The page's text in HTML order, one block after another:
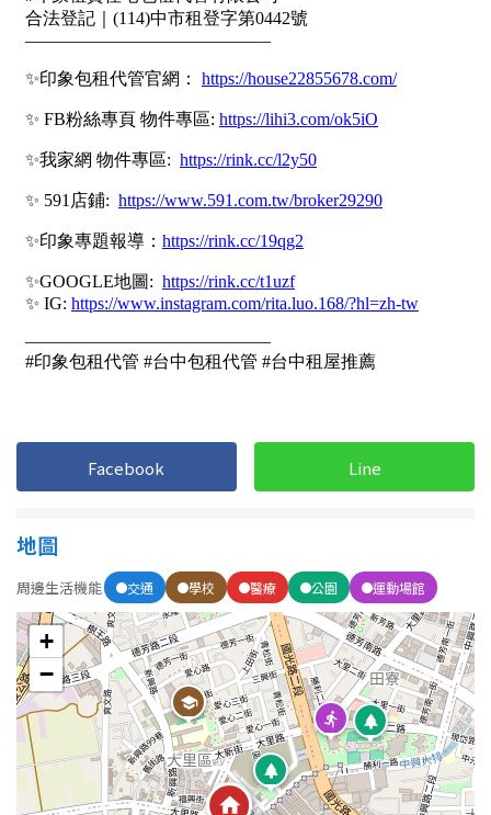
40 年以上
Facebook Line
地圖
周邊生活機能 交通 學校 醫療 公園 運動場館
+
−